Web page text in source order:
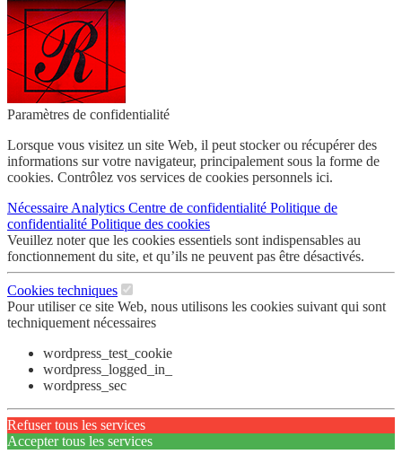
Paramètres de confidentialité
Lorsque vous visitez un site Web, il peut stocker ou récupérer des
informations sur votre navigateur, principalement sous la forme de
cookies. Contrôlez vos services de cookies personnels ici.
Nécessaire Analytics Centre de confidentialité Politique de
confidentialité Politique des cookies
Veuillez noter que les cookies essentiels sont indispensables au
fonctionnement du site, et qu’ils ne peuvent pas être désactivés.
Cookies techniques
Pour utiliser ce site Web, nous utilisons les cookies suivant qui sont
techniquement nécessaires
wordpress_test_cookie
wordpress_logged_in_
wordpress_sec
Refuser tous les services
Accepter tous les services